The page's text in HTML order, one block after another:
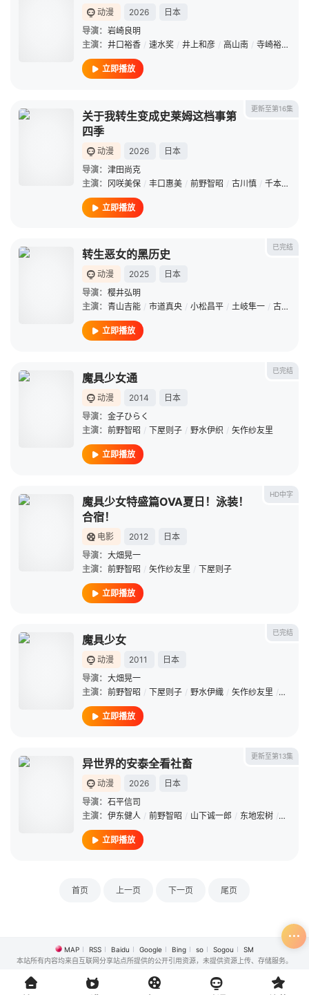
动漫 2026
日本
导演： 岩崎良明
主演： 井口裕香 / 速水奖 / 井上和彦 / 高山南 / 寺崎裕香
立即播放
更新至第16集
关于我转生变成史莱姆这档事第
四季
动漫 2026
日本
导演： 津田尚克
主演：
冈咲美保 / 丰口惠美 / 前野智昭 / 古川慎 / 千本木彩花
立即播放
已完结
转生恶女的黑历史
动漫 2025
日本
导演： 樱井弘明
主演： 青山吉能 / 市道真央 / 小松昌平 / 土岐隼一 / 古川慎
立即播放
已完结
魔具少女通
动漫 2014
日本
导演： 金子ひらく
主演： 前野智昭 / 下屋则子 / 野水伊织 / 矢作纱友里
立即播放
HD中字
魔具少女特盛篇OVA夏日！泳装！
合宿！
电影 2012
日本
导演： 大畑晃一
主演： 前野智昭 / 矢作纱友里 / 下屋则子
立即播放
已完结
魔具少女
动漫 2011
日本
导演： 大畑晃一
主演： 前野智昭 / 下屋则子 / 野水伊織 / 矢作纱友里 / 富㭴美
立即播放
更新至第13集
异世界的安泰全看社畜
动漫 2026
日本
导演： 石平信司
主演： 伊东健人 / 前野智昭 / 山下诚一郎 / 东地宏树 / 山口智
立即播放
首页 上一页 下一页 尾页
MAP RSS Baidu Google Bing so Sogou
SM
本站所有内容均来自互联网分享站点所提供的公开引用资源，未提供资源上传、存储服务。